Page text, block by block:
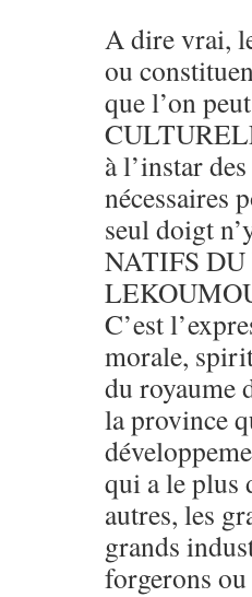
A dire vrai,
ou
que l’on
à l’instar
nécessaires
seul doigt
NATIFS
C’est
morale,
du royaume
la province
qui a le plus
autres, les
grands
forgerons